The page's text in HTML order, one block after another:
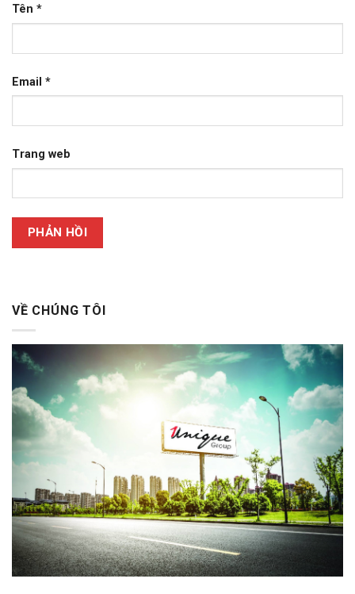
Tên *
Email *
Trang web
VỀ CHÚNG TÔI